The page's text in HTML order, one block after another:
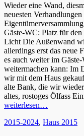
Wieder eine Wand,
neuesten
Gäste-WC: Platz für
Licht Die Außenwand
allerdings erst das neue
es auch weiter im
weitermachen kann: Im
wir mit dem Haus
alte Bank, die wir
altes, rostoges Ölfass
weiterlesen…
Kategorien
2015-2024, Haus 2015